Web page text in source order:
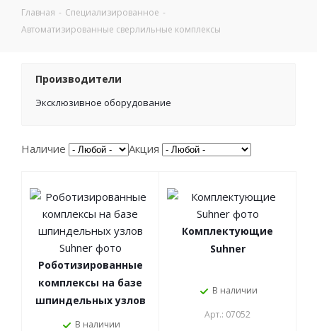
Главная - Специализированное -
Автоматизированные сверлильные комплексы
Производители
Эксклюзивное оборудование
Наличие Акция
Роботизированные
комплексы на базе
шпиндельных узлов
Suhner
В наличии
Комплектующие
Suhner
В наличии
Арт.: 07052